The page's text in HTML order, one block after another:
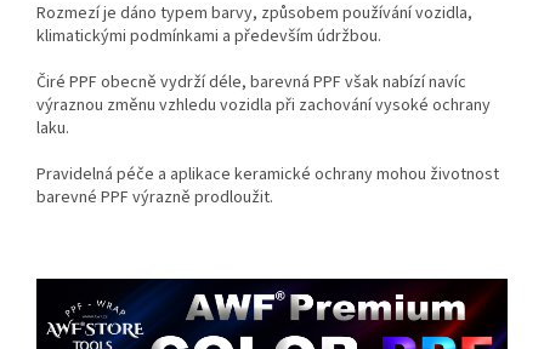
Rozmezí je dáno typem barvy, způsobem používání vozidla,
klimatickými podmínkami a především údržbou.
Čiré PPF obecně vydrží déle, barevná PPF však nabízí navíc
výraznou změnu vzhledu vozidla při zachování vysoké ochrany
laku.
Pravidelná péče a aplikace keramické ochrany mohou životnost
barevné PPF výrazně prodloužit.